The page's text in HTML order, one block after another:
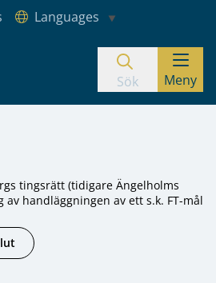
Languages
Sök Meny
tingsrätt (tidigare Ängelholms
handläggningen av ett s.k. FT-mål